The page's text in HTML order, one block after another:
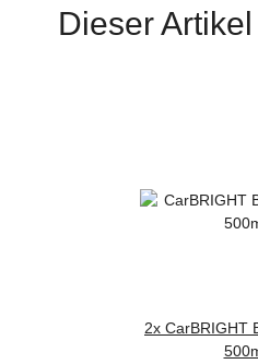
Dieser
2x CarBRIGHT